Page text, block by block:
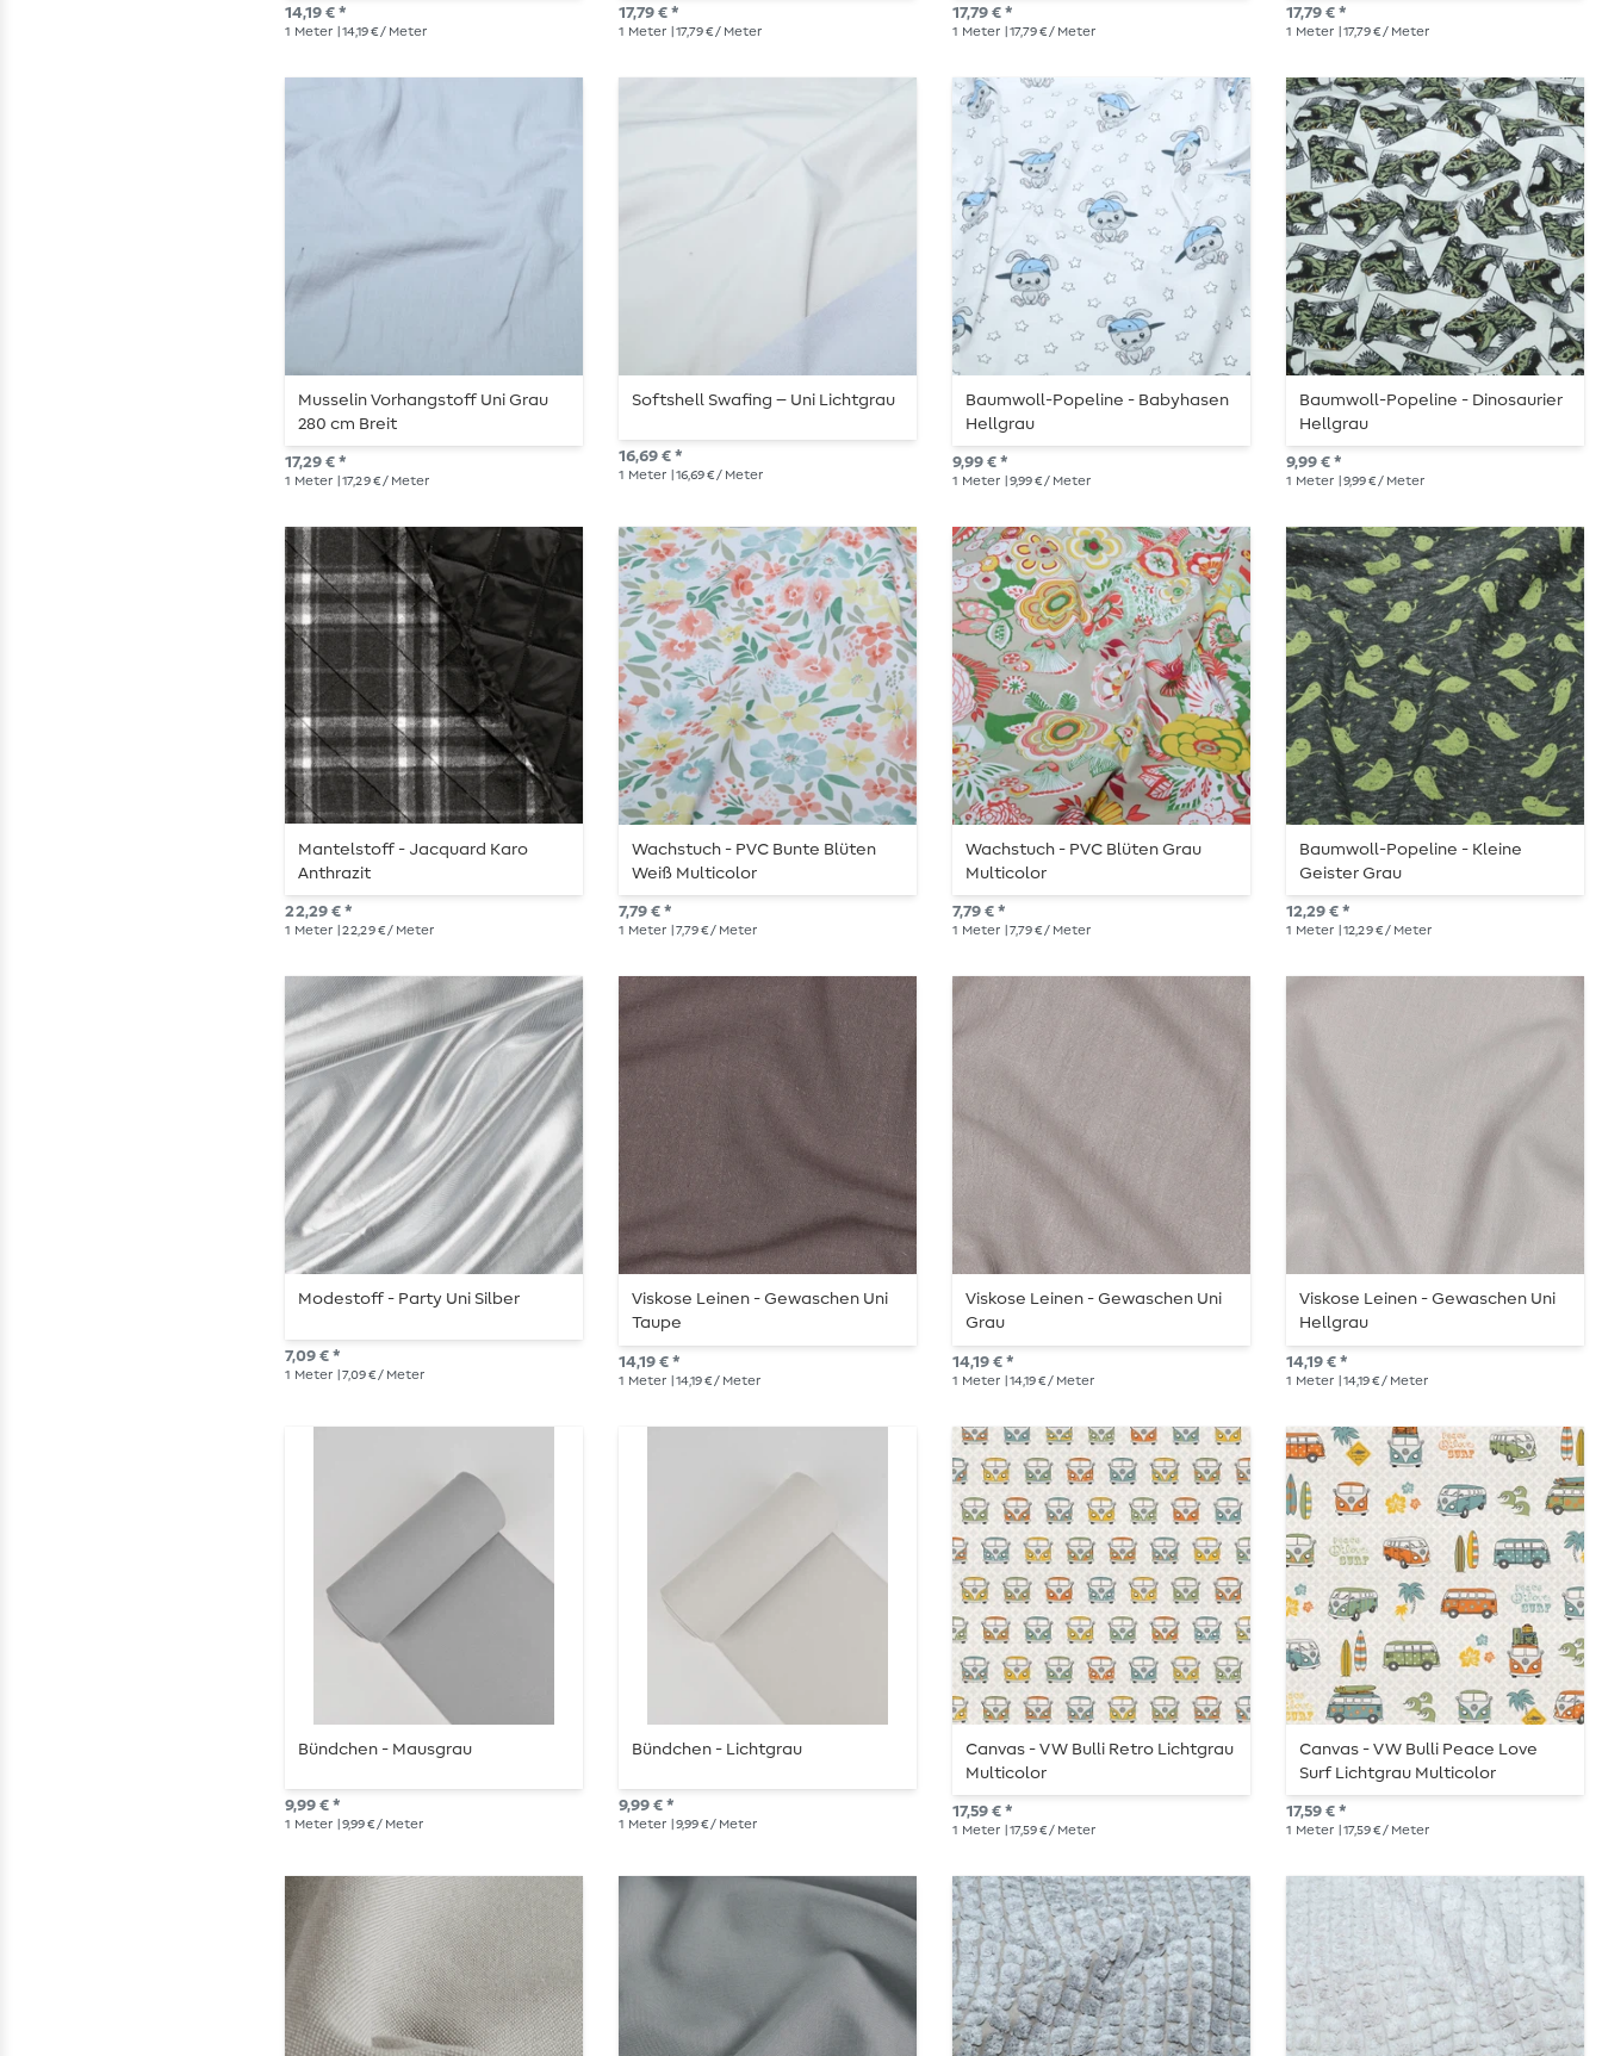
14,19 € *
1 Meter | 14,19 € / Meter
17,79 € *
1 Meter | 17,79 € / Meter
17,79 € *
1 Meter | 17,79 € / Meter
17,79 € *
1 Meter | 17,79 € / Meter
Musselin Vorhangstoff Uni Grau
280 cm Breit
17,29 € *
1 Meter | 17,29 € / Meter
Softshell Swafing – Uni Lichtgrau
16,69 € *
1 Meter | 16,69 € / Meter
Baumwoll-Popeline - Babyhasen
Hellgrau
9,99 € *
1 Meter | 9,99 € / Meter
Baumwoll-Popeline - Dinosaurier
Hellgrau
9,99 € *
1 Meter | 9,99 € / Meter
Mantelstoff - Jacquard Karo
Anthrazit
22,29 € *
1 Meter | 22,29 € / Meter
Wachstuch - PVC Bunte Blüten
Weiß Multicolor
7,79 € *
1 Meter | 7,79 € / Meter
Wachstuch - PVC Blüten Grau
Multicolor
7,79 € *
1 Meter | 7,79 € / Meter
Baumwoll-Popeline - Kleine
Geister Grau
12,29 € *
1 Meter | 12,29 € / Meter
Modestoff - Party Uni Silber
7,09 € *
1 Meter | 7,09 € / Meter
Viskose Leinen - Gewaschen Uni
Taupe
14,19 € *
1 Meter | 14,19 € / Meter
Viskose Leinen - Gewaschen Uni
Grau
14,19 € *
1 Meter | 14,19 € / Meter
Viskose Leinen - Gewaschen Uni
Hellgrau
14,19 € *
1 Meter | 14,19 € / Meter
Bündchen - Mausgrau
9,99 € *
1 Meter | 9,99 € / Meter
Bündchen - Lichtgrau
9,99 € *
1 Meter | 9,99 € / Meter
Canvas - VW Bulli Retro Lichtgrau
Multicolor
17,59 € *
1 Meter | 17,59 € / Meter
Canvas - VW Bulli Peace Love
Surf Lichtgrau Multicolor
17,59 € *
1 Meter | 17,59 € / Meter